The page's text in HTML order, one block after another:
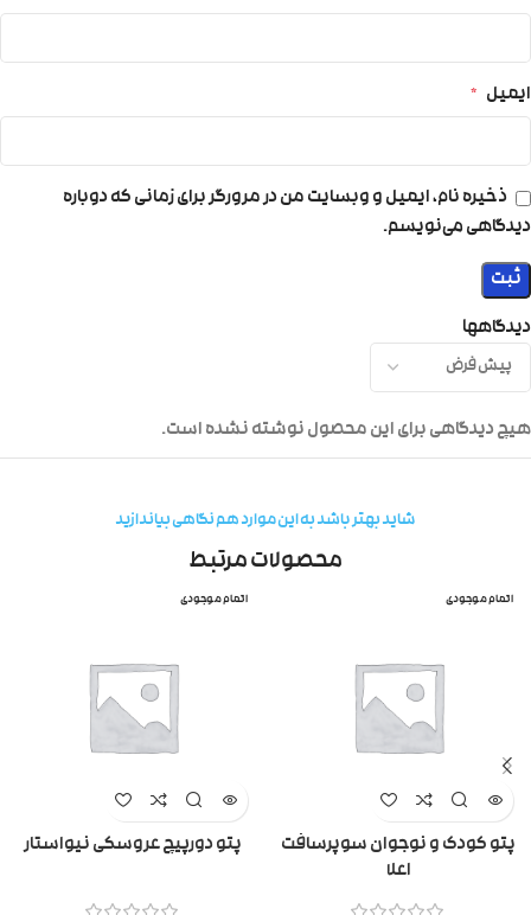
دیدگاهها
هیچ دیدگاهی برای این محصول نوشته نشده است.
ایمیل *
ذخیره نام، ایمیل و وبسایت من در مرورگر برای زمانی که دوباره
دیدگاهی می‌نویسم.
شاید بهتر باشد به این موارد هم نگاهی بیاندازید
محصولات مرتبط
اتمام موجودی
پتو کودک و نوجوان سوپرسافت
اعلا
اتمام موجودی
پتو دورپیچ عروسکی نیواستار